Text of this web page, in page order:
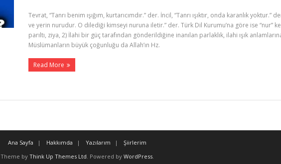
Tevrat, “Tanrı benim ışığım, kurtarıcımdır.” der. İncil, “Tanrı ışıktır, onda karanlık yoktur.”
ve yerin nurudur. O dilediği kimseyi nuruna iletir.” der. Türk Dil Kurumu’na göre ise “nur”
parıltı, ziya, 2) İlahi bir güç tarafından gönderildiğine inanılan parlaklık, ilahi ışık
Müslümanların büyük çoğunluğu da Allah’ın Hz.
Read More
Ana Sayfa Hakkımda Yazılarım
Şiirlerim
Theme by Think Up Themes Ltd. Powered by WordPress.